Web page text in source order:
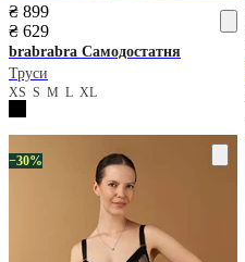
₴ 899
₴ 629
brabrabra Самодостатня
Труси
XS S M L XL
−30%